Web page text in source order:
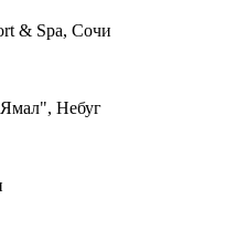
& Spa, Сочи
Небуг